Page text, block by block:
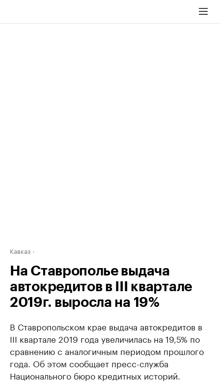
Кавказ
На Ставрополье выдача
автокредитов в III квартале
2019г. выросла на 19%
В Ставропольском крае выдача автокредитов в
III квартале 2019 года увеличилась на 19,5% по
сравнению с аналогичным периодом прошлого
года. Об этом сообщает пресс-служба
Национального бюро кредитных историй.